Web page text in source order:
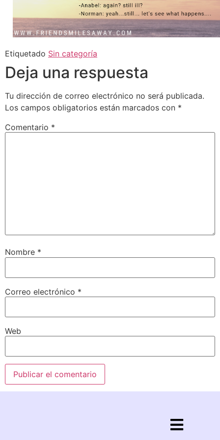
Etiquetado Sin categoría
Deja una respuesta
Tu dirección de correo electrónico no será publicada.
Los campos obligatorios están marcados con *
Comentario *
Nombre *
Correo electrónico *
Web